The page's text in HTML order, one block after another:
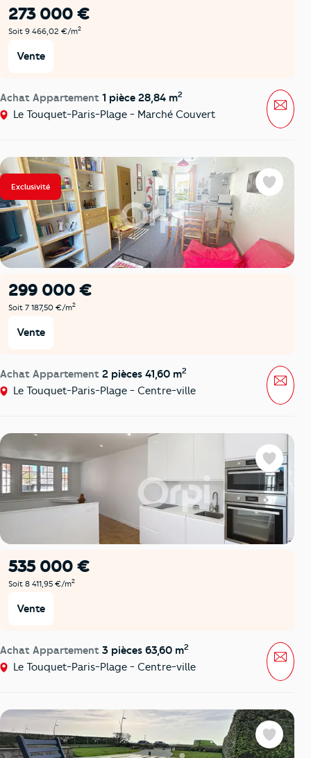
273 000 €
Soit 9 466,02 €/m2
Vente
Achat Appartement 1 pièce 28,84 m2
Le Touquet-Paris-Plage - Marché Couvert
Exclusivité
299 000 €
Soit 7 187,50 €/m2
Vente
Achat Appartement 2 pièces 41,60 m2
Le Touquet-Paris-Plage - Centre-ville
Favoris
535 000 €
Soit 8 411,95 €/m2
Vente
Achat Appartement 3 pièces 63,60 m2
Le Touquet-Paris-Plage - Centre-ville
Favoris
Favoris